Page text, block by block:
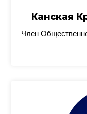
Канская
Член